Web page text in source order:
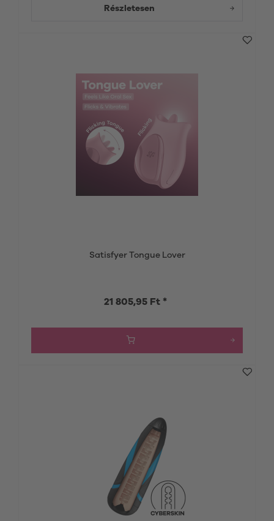
Részletesen
Satisfyer Tongue Lover
21 805,95 Ft *